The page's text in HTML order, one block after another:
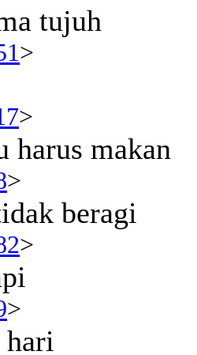
tujuh
>
>
harus makan
>
beragi
>
>
hari